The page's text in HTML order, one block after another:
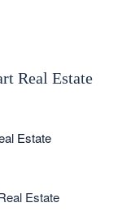
Real Estate